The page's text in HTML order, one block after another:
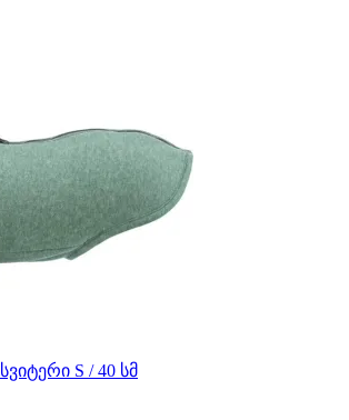
S / 40 სმ